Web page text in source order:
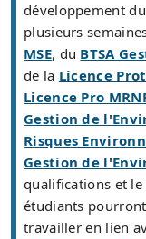
développement
plusieurs
MSE, du BTSA
de la Licence
Licence Pro
Gestion de
Risques
Gestion de
qualifications et
étudiants pourront
travailler en lien